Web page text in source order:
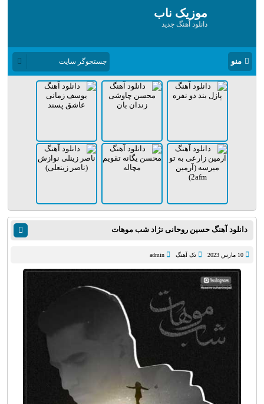
موزیک ناب
دانلود آهنگ جدید
منو
دانلود آهنگ حسین روحانی نژاد شب موهات
10 مارس 2023 تک آهنگ admin